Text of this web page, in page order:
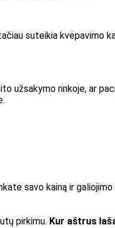
suteikia kvėpavimo
užsakymo rinkoje, ar
savo kainą ir
pirkimu. Kur aštrus